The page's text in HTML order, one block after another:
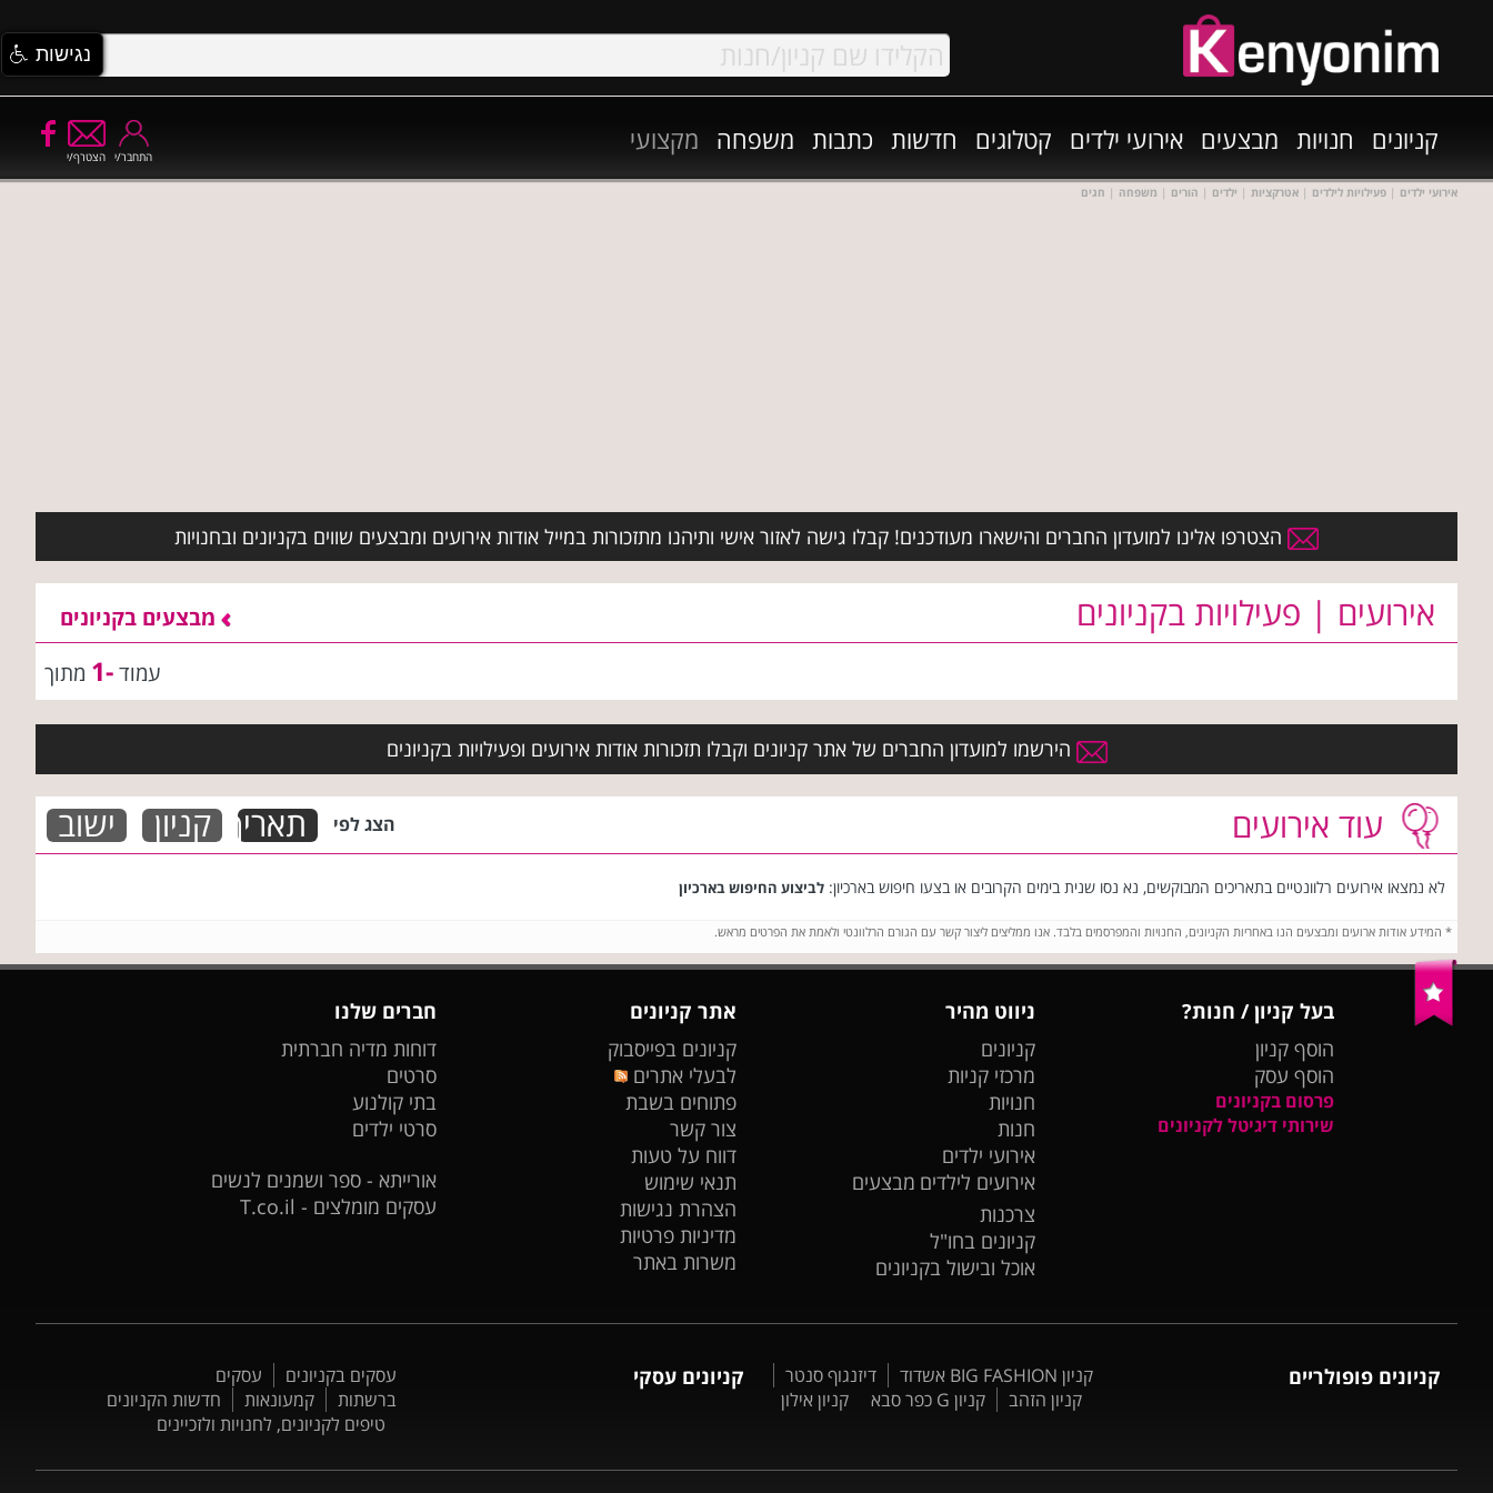
קניונים חנויות מבצעים אירועי ילדים קטלוגים חדשות כתבות משפחה מקצועי
הצטרף/י התחבר/י
אירועי ילדים | פעילויות לילדים | אטרקציות | ילדים | הורים | משפחה | חגים
הצטרפו אלינו למועדון החברים והישארו מעודכנים! קבלו גישה לאזור אישי ותיהנו מתזכורות במייל אודות אירועים ומבצעים שווים בקניונים ובחנויות
אירועים | פעילויות בקניונים
מבצעים בקניונים
עמוד-1 מתוך
הירשמו למועדון החברים של אתר קניונים וקבלו תזכורות אודות אירועים ופעילויות בקניונים
עוד אירועים הצג לפי תאריך קניון ישוב
לא נמצאו אירועים רלוונטיים בתאריכים המבוקשים, נא נסו שנית בימים הקרובים או בצעו חיפוש בארכיון: לביצוע החיפוש בארכיון
* המידע אודות ארועים ומבצעים הנו באחריות הקניונים, החנויות והמפרסמים בלבד. אנו ממליצים ליצור קשר עם הגורם הרלוונטי ולאמת את הפרטים מראש.
בעל קניון / חנות?
הוסף קניון
הוסף עסק
פרסום בקניונים
שירותי דיגיטל לקניונים
ניווט מהיר
קניונים
מרכזי קניות
חנויות
חנות
אירועי ילדים
אירועים לילדים מבצעים
צרכנות
קניונים בחו"ל
אוכל ובישול בקניונים
אתר קניונים
קניונים בפייסבוק
לבעלי אתרים
פתוחים בשבת
צור קשר
דווח על טעות
תנאי שימוש
הצהרת נגישות
מדיניות פרטיות
משרות באתר
חברים שלנו
דוחות מדיה חברתית
סרטים
בתי קולנוע
סרטי ילדים
אורייתא - ספר ושמנים לנשים
עסקים מומלצים - T.co.il
קניונים פופולריים קניון BIG FASHION אשדוד
דיזנגוף סנטר
קניון הזהב
קניון G כפר סבא קניון אילון
קניונים עסקי עסקים בקניונים
עסקים
ברשתות
קמעונאות
חדשות הקניונים
טיפים לקניונים, לחנויות ולזכיינים
נגישות